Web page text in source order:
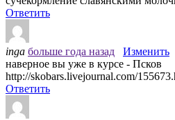
Ответить
inga больше года назад
Изменить
наверное вы уже в курсе - Псков
http://skobars.livejournal.com/
Ответить